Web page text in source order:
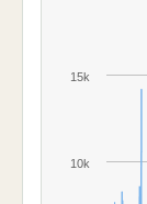
10k
15k